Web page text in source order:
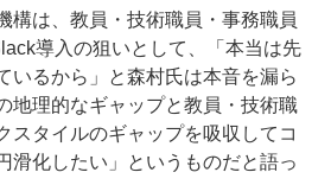
は、教員・技術職員・事務職員
導入の狙いとして、「本当は先
いるから」と森村氏は本音を漏ら
地理的なギャップと教員・技術職
スタイルのギャップを吸収してコ
滑化したい」というものだと語っ